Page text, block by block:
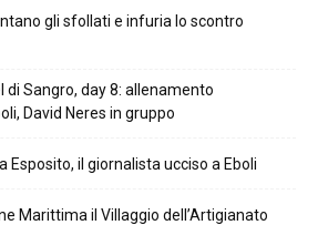
gli sfollati e infuria lo scontro
di Sangro, day 8: allenamento
David Neres in gruppo
Esposito, il giornalista ucciso a Eboli
Marittima il Villaggio dell’Artigianato